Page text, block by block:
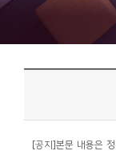
[공지]본문 내용은
지
사